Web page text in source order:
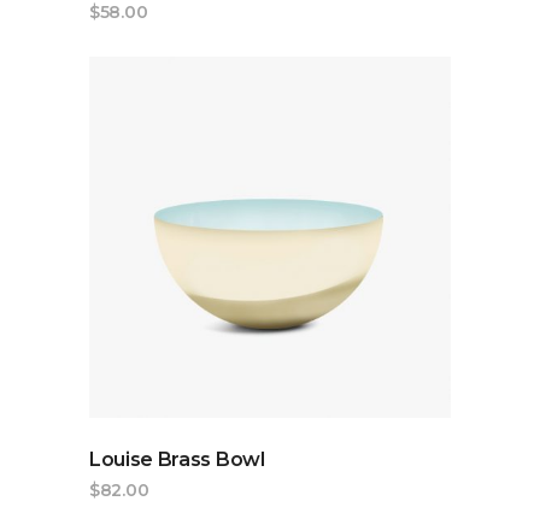
$58.00
Louise Brass Bowl
$82.00